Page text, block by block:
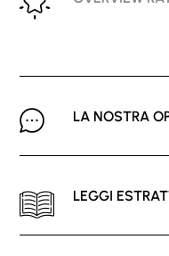
LA NOSTRA
LEGGI